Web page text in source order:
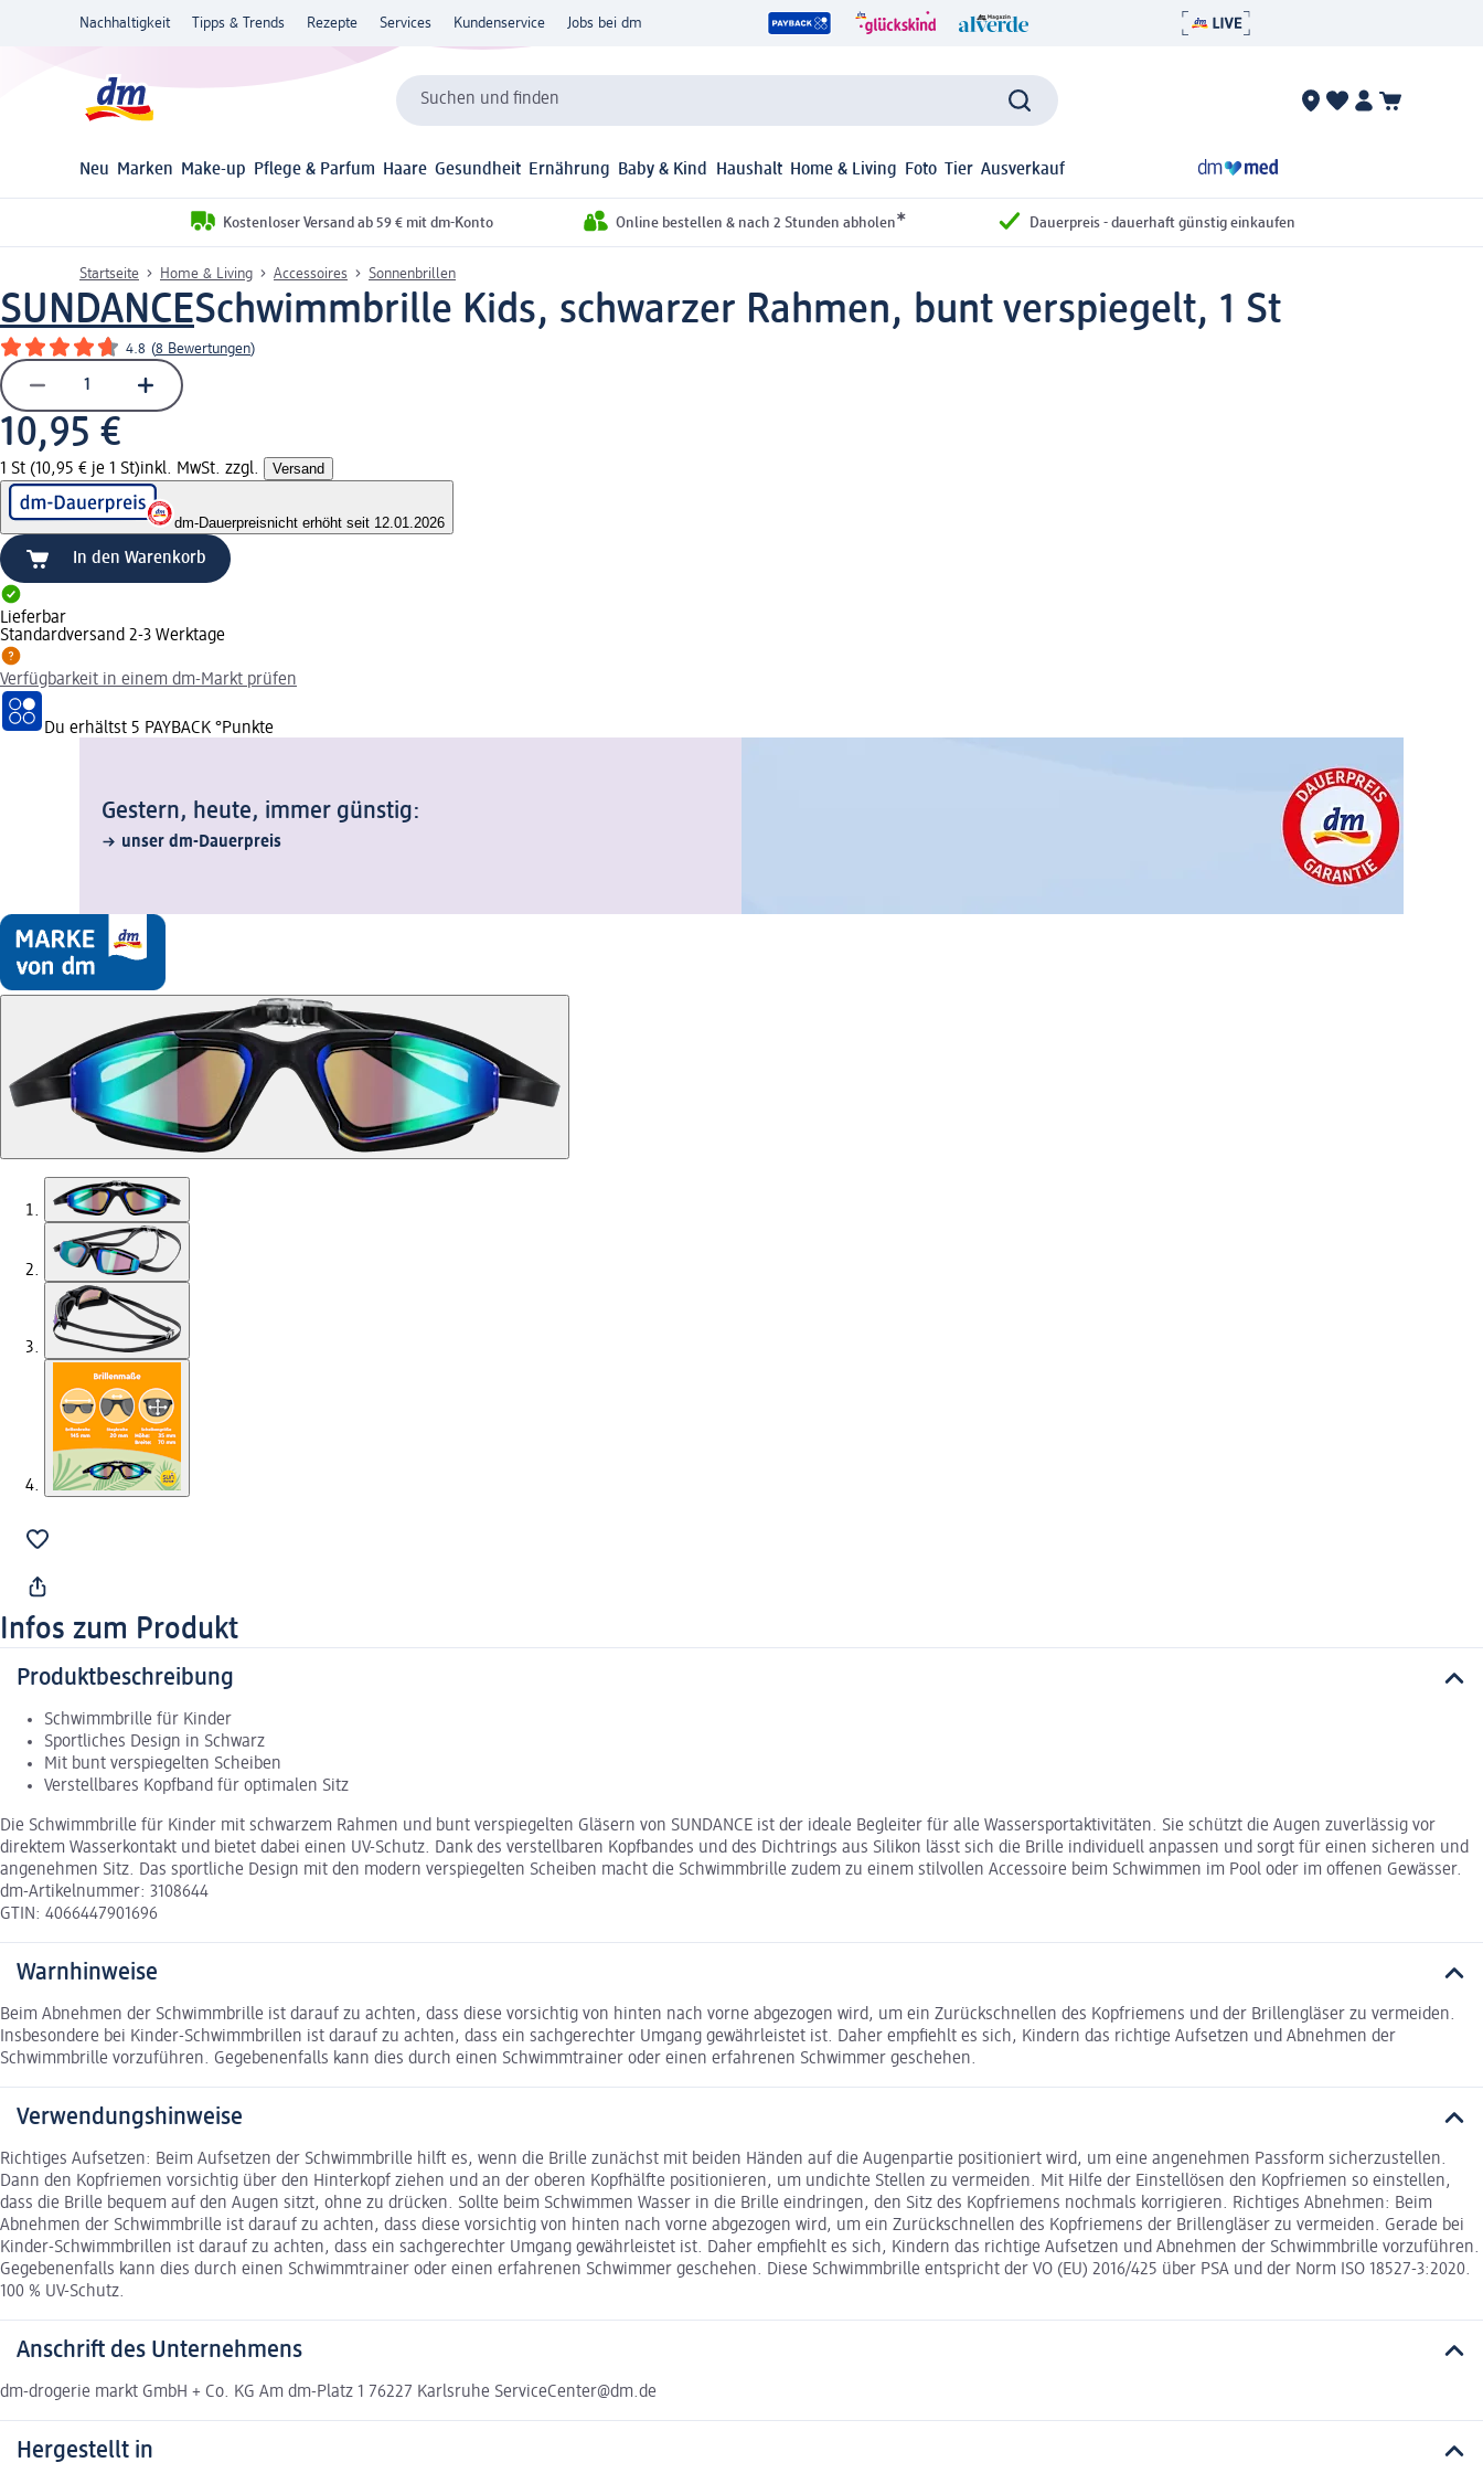
Nachhaltigkeit Tipps & Trends Rezepte Services Kundenservice Jobs bei dm
Suchen und finden
Neu Marken Make-up Pflege & Parfum Haare Gesundheit Ernährung Baby & Kind Haushalt Home & Living Foto Tier Ausverkauf
Kostenloser Versand ab 59 € mit dm-Konto Online bestellen & nach 2 Stunden abholen* Dauerpreis - dauerhaft günstig einkaufen
Startseite Home & Living Accessoires Sonnenbrillen
SUNDANCESchwimmbrille Kids, schwarzer Rahmen, bunt verspiegelt, 1 St
4.8 (8 Bewertungen)
10,95 €
1 St (10,95 € je 1 St)inkl. MwSt. zzgl. Versand
dm-Dauerpreisnicht erhöht seit 12.01.2026
In den Warenkorb
Lieferbar
Standardversand 2-3 Werktage
Verfügbarkeit in einem dm-Markt prüfen
Du erhältst 5 PAYBACK °Punkte
Gestern, heute, immer günstig:
unser dm-Dauerpreis
Infos zum Produkt
Produktbeschreibung
Schwimmbrille für Kinder
Sportliches Design in Schwarz
Mit bunt verspiegelten Scheiben
Verstellbares Kopfband für optimalen Sitz
Die Schwimmbrille für Kinder mit schwarzem Rahmen und bunt verspiegelten Gläsern von SUNDANCE ist der ideale Begleiter für alle Wassersportaktivitäten. Sie schützt die Augen zuverlässig vor
direktem Wasserkontakt und bietet dabei einen UV-Schutz. Dank des verstellbaren Kopfbandes und des Dichtrings aus Silikon lässt sich die Brille individuell anpassen und sorgt für einen sicheren und
angenehmen Sitz. Das sportliche Design mit den modern verspiegelten Scheiben macht die Schwimmbrille zudem zu einem stilvollen Accessoire beim Schwimmen im Pool oder im offenen Gewässer.
dm-Artikelnummer: 3108644
GTIN: 4066447901696
Warnhinweise
Beim Abnehmen der Schwimmbrille ist darauf zu achten, dass diese vorsichtig von hinten nach vorne abgezogen wird, um ein Zurückschnellen des Kopfriemens und der Brillengläser zu vermeiden.
Insbesondere bei Kinder-Schwimmbrillen ist darauf zu achten, dass ein sachgerechter Umgang gewährleistet ist. Daher empfiehlt es sich, Kindern das richtige Aufsetzen und Abnehmen der
Schwimmbrille vorzuführen. Gegebenenfalls kann dies durch einen Schwimmtrainer oder einen erfahrenen Schwimmer geschehen.
Verwendungshinweise
Richtiges Aufsetzen: Beim Aufsetzen der Schwimmbrille hilft es, wenn die Brille zunächst mit beiden Händen auf die Augenpartie positioniert wird, um eine angenehmen Passform sicherzustellen.
Dann den Kopfriemen vorsichtig über den Hinterkopf ziehen und an der oberen Kopfhälfte positionieren, um undichte Stellen zu vermeiden. Mit Hilfe der Einstellösen den Kopfriemen so einstellen,
dass die Brille bequem auf den Augen sitzt, ohne zu drücken. Sollte beim Schwimmen Wasser in die Brille eindringen, den Sitz des Kopfriemens nochmals korrigieren. Richtiges Abnehmen: Beim
Abnehmen der Schwimmbrille ist darauf zu achten, dass diese vorsichtig von hinten nach vorne abgezogen wird, um ein Zurückschnellen des Kopfriemens der Brillengläser zu vermeiden. Gerade bei
Kinder-Schwimmbrillen ist darauf zu achten, dass ein sachgerechter Umgang gewährleistet ist. Daher empfiehlt es sich, Kindern das richtige Aufsetzen und Abnehmen der Schwimmbrille vorzuführen.
Gegebenenfalls kann dies durch einen Schwimmtrainer oder einen erfahrenen Schwimmer geschehen. Diese Schwimmbrille entspricht der VO (EU) 2016/425 über PSA und der Norm ISO 18527-3:2020.
100 % UV-Schutz.
Anschrift des Unternehmens
dm-drogerie markt GmbH + Co. KG Am dm-Platz 1 76227 Karlsruhe ServiceCenter@dm.de
Hergestellt in